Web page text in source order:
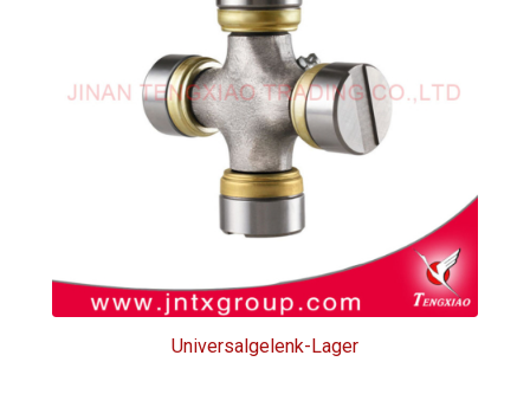
Universalgelenk-Lager
Universalgelenk-Lager